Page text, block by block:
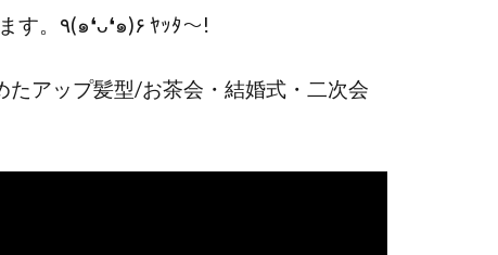
いつも動画を観ていただき、ありがとうございます。٩(๑❛ᴗ❛๑)۶ ﾔｯﾀ～!
アップ髪型/お茶会・結婚式・二次会